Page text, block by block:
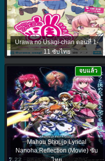
Urawa no Usagi-chan ตอนที่ 1-
11 ซับไทย
Mahou Shoujo Lyrical
Nanoha:Reflection (Movie) ซับ
จบแล้ว